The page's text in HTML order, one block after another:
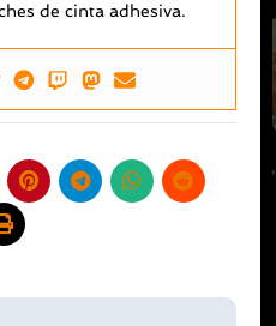
de cinta adhesiva.